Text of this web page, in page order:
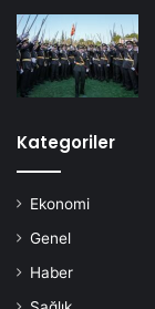
Kategoriler
Ekonomi
Genel
Haber